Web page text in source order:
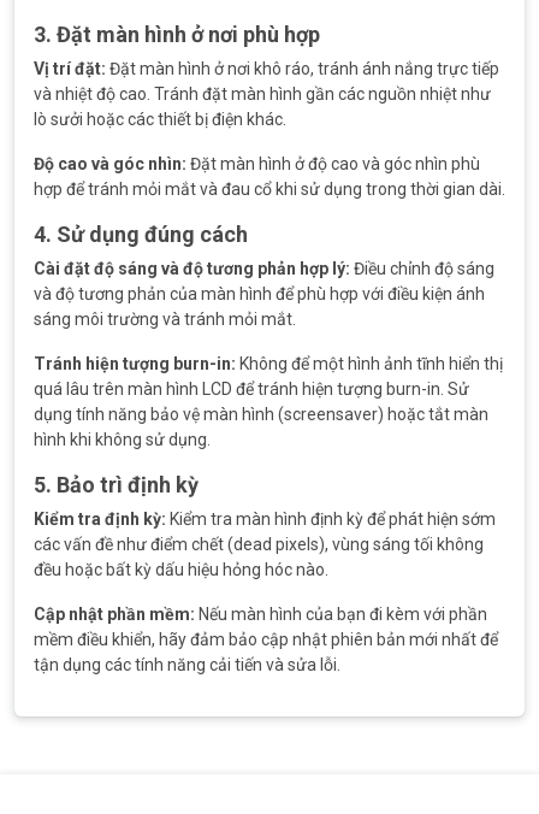
3. Đặt màn hình ở nơi phù hợp
Vị trí đặt: Đặt màn hình ở nơi khô ráo, tránh ánh nắng trực tiếp
và nhiệt độ cao. Tránh đặt màn hình gần các nguồn nhiệt như
lò sưởi hoặc các thiết bị điện khác.
Độ cao và góc nhìn: Đặt màn hình ở độ cao và góc nhìn phù
hợp để tránh mỏi mắt và đau cổ khi sử dụng trong thời gian dài.
4. Sử dụng đúng cách
Cài đặt độ sáng và độ tương phản hợp lý: Điều chỉnh độ sáng
và độ tương phản của màn hình để phù hợp với điều kiện ánh
sáng môi trường và tránh mỏi mắt.
Tránh hiện tượng burn-in: Không để một hình ảnh tĩnh hiển thị
quá lâu trên màn hình LCD để tránh hiện tượng burn-in. Sử
dụng tính năng bảo vệ màn hình (screensaver) hoặc tắt màn
hình khi không sử dụng.
5. Bảo trì định kỳ
Kiểm tra định kỳ: Kiểm tra màn hình định kỳ để phát hiện sớm
các vấn đề như điểm chết (dead pixels), vùng sáng tối không
đều hoặc bất kỳ dấu hiệu hỏng hóc nào.
Cập nhật phần mềm: Nếu màn hình của bạn đi kèm với phần
mềm điều khiển, hãy đảm bảo cập nhật phiên bản mới nhất để
tận dụng các tính năng cải tiến và sửa lỗi.